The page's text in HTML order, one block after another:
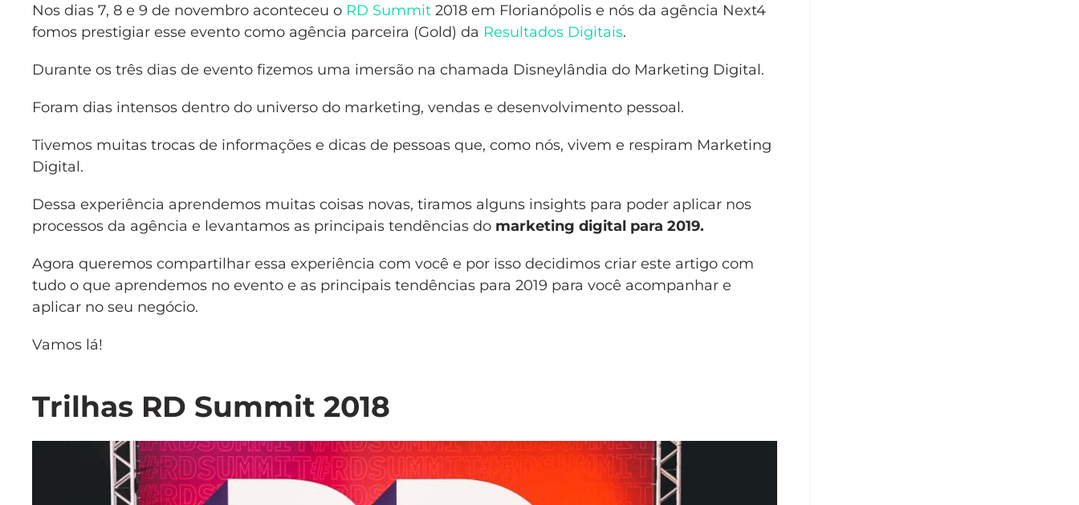
Nos dias 7, 8 e 9 de novembro aconteceu o RD Summit 2018 em Florianópolis e nós da agência Next4
fomos prestigiar esse evento como agência parceira (Gold) da Resultados Digitais.
Durante os três dias de evento fizemos uma imersão na chamada Disneylândia do Marketing Digital.
Foram dias intensos dentro do universo do marketing, vendas e desenvolvimento pessoal.
Tivemos muitas trocas de informações e dicas de pessoas que, como nós, vivem e respiram Marketing
Digital.
Dessa experiência aprendemos muitas coisas novas, tiramos alguns insights para poder aplicar nos
processos da agência e levantamos as principais tendências do marketing digital para 2019.
Agora queremos compartilhar essa experiência com você e por isso decidimos criar este artigo com
tudo o que aprendemos no evento e as principais tendências para 2019 para você acompanhar e
aplicar no seu negócio.
Vamos lá!
Trilhas RD Summit 2018